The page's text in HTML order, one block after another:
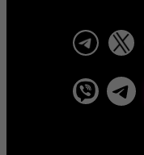
telegram
viber